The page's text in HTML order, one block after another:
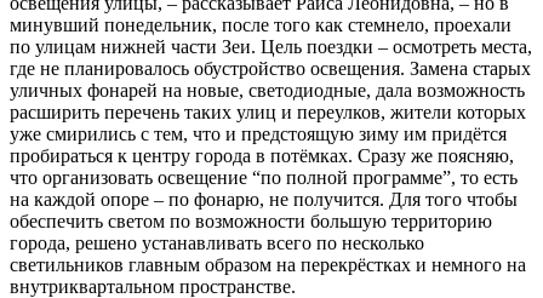
минувший понедельник, после того как стемнело, проехали
по улицам нижней части Зеи. Цель поездки – осмотреть места,
где не планировалось обустройство освещения. Замена старых
уличных фонарей на новые, светодиодные, дала возможность
расширить перечень таких улиц и переулков, жители которых
уже смирились с тем, что и предстоящую зиму им придётся
пробираться к центру города в потёмках. Сразу же поясняю,
что организовать освещение “по полной программе”, то есть
на каждой опоре – по фонарю, не получится. Для того чтобы
обеспечить светом по возможности большую территорию
города, решено устанавливать всего по несколько
светильников главным образом на перекрёстках и немного на
внутриквартальном пространстве.